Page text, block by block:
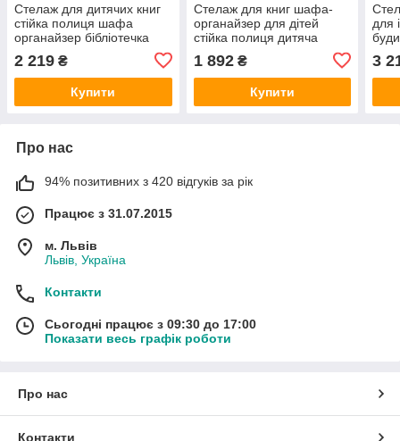
Стелаж для дитячих книг
стійка полиця шафа
органайзер бібліотечка
2 219 ₴
Купити
Стелаж для книг шафа-
органайзер для дітей
стійка полиця дитяча
1 892₴
Купити
для
3
Про нас
94% позитивних з 420 відгуків за рік
Працює з 31.07.2015
м. Львів
Львів, Україна
Контакти
Сьогодні працює з 09:30 до 17:00
Показати весь графік роботи
Про нас
Контакти